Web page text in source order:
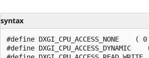
syntax
#define DXGI_CPU_ACCESS_NONE    (
#define DXGI_CPU_ACCESS_DYNAMIC